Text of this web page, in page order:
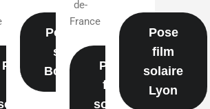
Pose
film
Pose film
solaire
Bordeaux
de-
France
Pose
film
solaire
Pose
film
solaire
Lyon